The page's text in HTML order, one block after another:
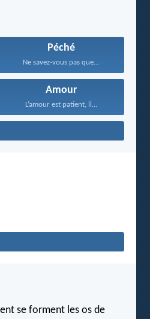
Péché
Ne savez-vous pas que...
Amour
L’amour est patient, il...
se forment les os de